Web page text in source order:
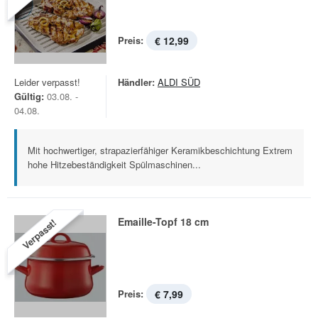
Preis: € 12,99
Leider verpasst!
Gültig: 03.08. -
04.08.
Händler: ALDI SÜD
Mit hochwertiger, strapazierfähiger Keramikbeschichtung Extrem
hohe Hitzebeständigkeit Spülmaschinen...
Verpasst! Emaille-Topf 18 cm
Preis: € 7,99